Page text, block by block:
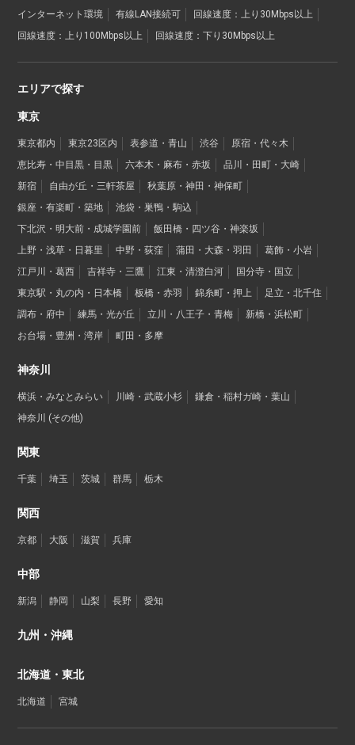
インターネット環境
有線LAN接続可
回線速度：上り30Mbps以上
回線速度：上り100Mbps以上
回線速度：下り30Mbps以上
エリアで探す
東京
東京都内 東京23区内 表参道・青山 渋谷
原宿・代々木
恵比寿・中目黒・目黒
六本木・麻布・赤坂
品川・田町・大崎
新宿
自由が丘・三軒茶屋
秋葉原・神田・神保町
銀座・有楽町・築地
池袋・巣鴨・駒込
下北沢・明大前・成城学園前
飯田橋・四ツ谷・神楽坂
上野・浅草・日暮里
中野・荻窪 蒲田・大森・羽田
葛飾・小岩
江戸川・葛西
吉祥寺・三鷹 江東・清澄白河
国分寺・国立
東京駅・丸の内・日本橋
板橋・赤羽 錦糸町・押上
足立・北千住
調布・府中
練馬・光が丘 立川・八王子・青梅
新橋・浜松町
お台場・豊洲・湾岸
町田・多摩
神奈川
横浜・みなとみらい 川崎・武蔵小杉
鎌倉・稲村ガ崎・葉山
神奈川 (その他)
関東
千葉 埼玉 茨城 群馬 栃木
関西
京都 大阪 滋賀 兵庫
中部
新潟 静岡 山梨 長野 愛知
九州・沖縄
北海道・東北
北海道 宮城